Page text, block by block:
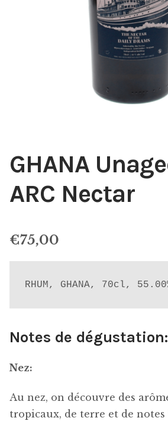
GHANA
ARC Nectar
€75,00
RHUM, GHANA, 70cl,
Notes de dégustation:
Nez:
Au nez, on découvre des
tropicaux, de terre et de notes